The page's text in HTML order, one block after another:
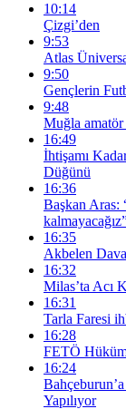
10:14
Çizgi’den
9:53
Atlas
9:50
Gençlerin
9:48
Muğla
16:49
İhtişamı
Düğünü
16:36
Başkan Aras:
16:35
Akbelen
16:32
Milas’ta Acı
16:31
Tarla Faresi
16:28
FETÖ
16:24
Yapılıyor